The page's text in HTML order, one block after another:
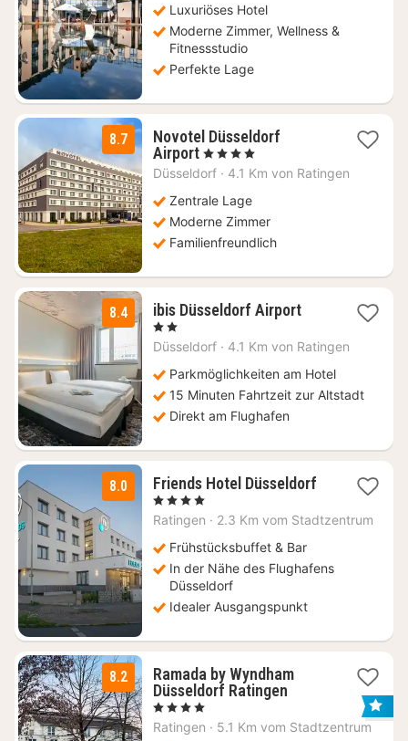
53
€
Luxuriöses Hotel
Moderne Zimmer, Wellness &
Fitnessstudio
Perfekte Lage
8.7
Novotel Düsseldorf
Airport1
Nacht
89
€
, 4 Sterne
Düsseldorf · 4.1 Km von Ratingen
Zentrale Lage
Moderne Zimmer
Familienfreundlich
8.4 ibis Düsseldorf Airport1
ab
€
, 2 Sterne
Düsseldorf · 4.1 Km von Ratingen
Parkmöglichkeiten am Hotel
15 Minuten Fahrtzeit zur Altstadt
Direkt am Flughafen
8.0 Friends Hotel Düsseldorf3
Nächte
ab
, 4 Sterne
Ratingen · 2.3 Km vom Stadtzentrum
Frühstücksbuffet & Bar
In der Nähe des Flughafens
Düsseldorf
Idealer Ausgangspunkt
8.2
Ramada by Wyndham
Düsseldorf Ratingen3
ab
, 4 Sterne
Ratingen · 5.1 Km vom Stadtzentrum